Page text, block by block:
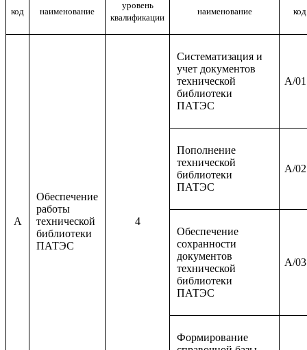
код наименование
уровень
квалификации
наименование код
A
Обеспечение
работы
технической
библиотеки
ПАТЭС
4
Систематизация и
учет документов
технической
библиотеки
ПАТЭС
A/
Пополнение
технической
библиотеки
ПАТЭС
A/
Обеспечение
сохранности
документов
технической
библиотеки
ПАТЭС
A/
Формирование